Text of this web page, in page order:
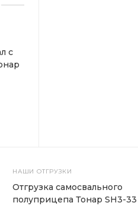
с
НАШИ ОТГРУЗКИ
Отгрузка самосвального
полуприцепа Тонар SH3-33